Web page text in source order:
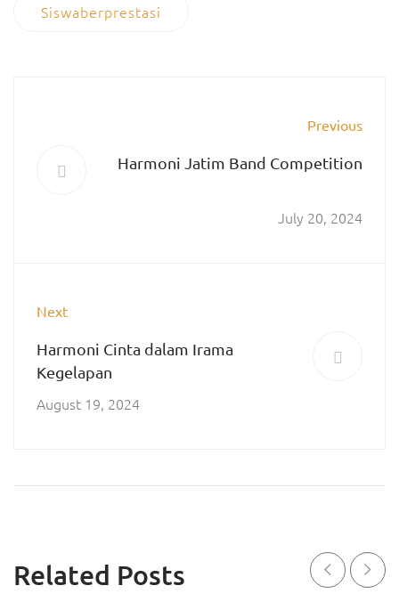
Siswaberprestasi
Previous
Harmoni Jatim Band Competition
July 20, 2024
Next
Harmoni Cinta dalam Irama
Kegelapan
August 19, 2024
Related Posts